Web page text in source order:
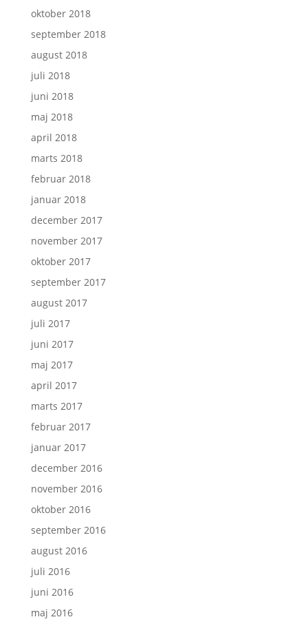
oktober 2018
september 2018
august 2018
juli 2018
juni 2018
maj 2018
april 2018
marts 2018
februar 2018
januar 2018
december 2017
november 2017
oktober 2017
september 2017
august 2017
juli 2017
juni 2017
maj 2017
april 2017
marts 2017
februar 2017
januar 2017
december 2016
november 2016
oktober 2016
september 2016
august 2016
juli 2016
juni 2016
maj 2016